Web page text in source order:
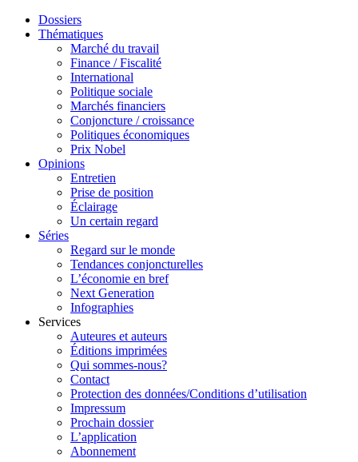
Dossiers
Thématiques
Marché du travail
Finance / Fiscalité
International
Politique sociale
Marchés financiers
Conjoncture / croissance
Politiques économiques
Prix Nobel
Opinions
Entretien
Prise de position
Éclairage
Un certain regard
Séries
Regard sur le monde
Tendances conjoncturelles
L’économie en bref
Next Generation
Infographies
Services
Auteures et auteurs
Éditions imprimées
Qui sommes-nous?
Contact
Protection des données/Conditions d’utilisation
Impressum
Prochain dossier
L’application
Abonnement